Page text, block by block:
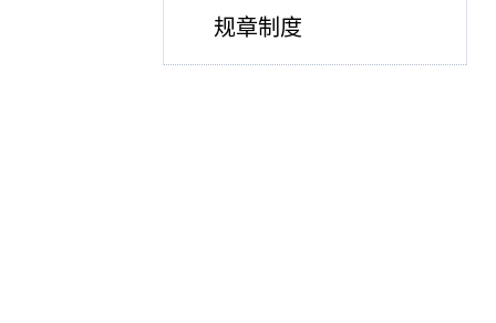
规章制度